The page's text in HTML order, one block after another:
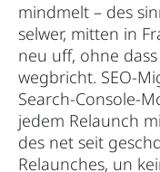
mindmelt – des
selwer, mitten in
neu uff, ohne
wegbricht. SEO-
Search-Console-
jedem Relaunch
des net seit
Relaunches, un